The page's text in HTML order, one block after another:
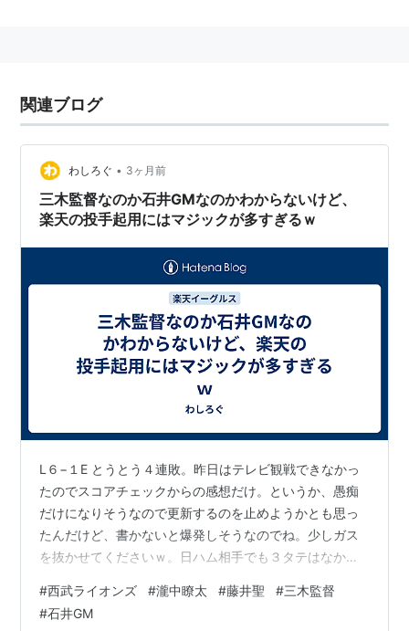
関連ブログ
わしろぐ • 3ヶ月前
三木監督なのか石井GMなのかわからないけど、
楽天の投手起用にはマジックが多すぎるｗ
L６−１E とうとう４連敗。昨日はテレビ観戦できなかっ
たのでスコアチェックからの感想だけ。というか、愚痴
だけになりそうなので更新するのを止めようかとも思っ
たんだけど、書かないと爆発しそうなのでね。少しガス
を抜かせてくださいｗ。日ハム相手でも３タテはなかっ
ュースによると４連敗は今シーズン早くも３度目なんで
すね。それでよく３タテがなかったな、と驚いています
#西武ライオンズ #瀧中瞭太 #藤井聖 #三木監督
#石井GM